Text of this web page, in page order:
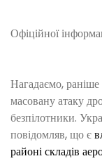
Офіційної
Нагадаємо,
масовану атаку
безпілотники.
повідомляв, що є
районі складів